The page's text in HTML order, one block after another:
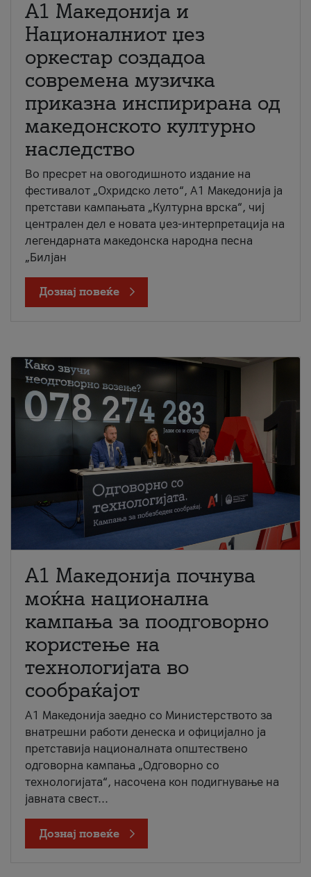
А1 Македонија и
Националниот џез
оркестар создадоа
современа музичка
приказна инспирирана од
македонското културно
наследство
Во пресрет на овогодишното издание на
фестивалот „Охридско лето“, А1 Македонија ја
претстави кампањата „Културна врска“, чиј
централен дел е новата џез-интерпретација на
легендарната македонска народна песна
„Билјан
Дознај повеќе
A1 Македонија почнува
моќна национална
кампања за поодговорно
користење на
технологијата во
сообраќајот
A1 Македонија заедно со Министерството за
внатрешни работи денеска и официјално ја
претставија националната општествено
одговорна кампања „Одговорно со
технологијата“, насочена кон подигнување на
јавната свест...
Дознај повеќе